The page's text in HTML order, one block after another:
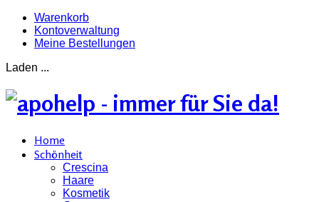
Warenkorb
Kontoverwaltung
Meine Bestellungen
Laden ...
Home
Schönheit
Crescina
Haare
Kosmetik